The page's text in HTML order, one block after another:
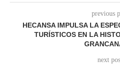
previous
HECANSA IMPULSA LA
TURÍSTICOS EN LA
next